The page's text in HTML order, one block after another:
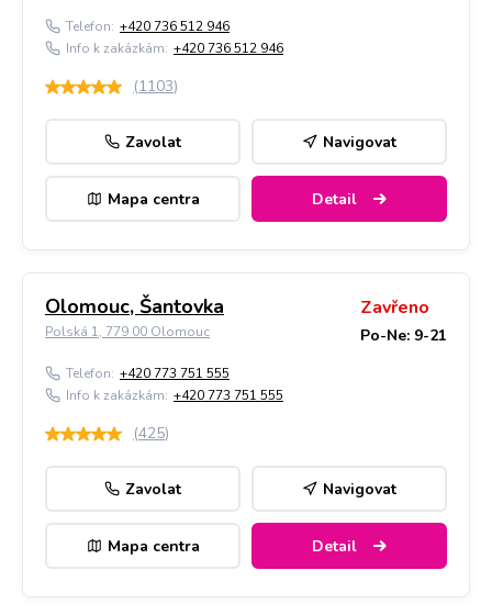
Telefon: +420 736 512 946
Info k zakázkám: +420 736 512 946
(1103)
Zavolat Navigovat
Mapa centra Detail
Olomouc, Šantovka
Polská 1, 779 00 Olomouc
Zavřeno
Po-Ne: 9-21
Telefon: +420 773 751 555
Info k zakázkám: +420 773 751 555
(425)
Zavolat Navigovat
Mapa centra Detail